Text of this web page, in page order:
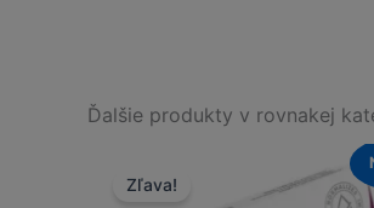
Ďalšie produkty v rovnakej
Zľava!